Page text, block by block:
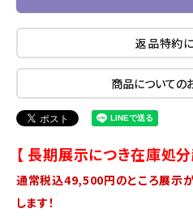
返品特約
商品についての
【 長期展示につき在庫処分
通常税込49,500円のところ展示
します！